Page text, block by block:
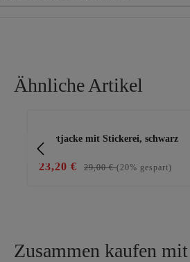
Ähnliche Artikel
Shirtjacke mit Stickerei, schwarz
23,20 € 29,00 €(20% gespart)
Zusammen kaufen mit